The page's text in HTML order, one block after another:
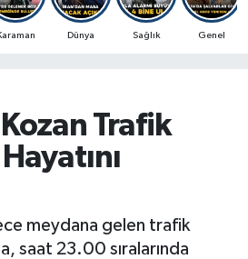
Dünya Sağlık Genel
Trafik
meydana gelen trafik
saat 23.00 sıralarında